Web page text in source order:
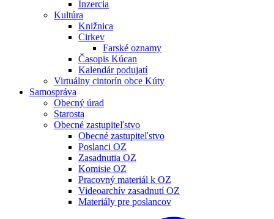
Inzercia
Kultúra
Knižnica
Cirkev
Farské oznamy
Časopis Kúcan
Kalendár podujatí
Virtuálny cintorín obce Kúty
Samospráva
Obecný úrad
Starosta
Obecné zastupiteľstvo
Obecné zastupiteľstvo
Poslanci OZ
Zasadnutia OZ
Komisie OZ
Pracovný materiál k OZ
Videoarchív zasadnutí OZ
Materiály pre poslancov